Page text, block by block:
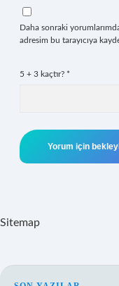
Daha sonraki
adresim bu tarayıcıya
5 + 3 kaçtır? *
Sitemap